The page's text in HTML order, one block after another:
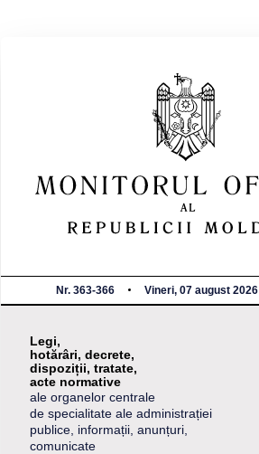
Nr. 363-366 Vineri, 07 august 2026
Legi,
hotărâri, decrete,
dispoziții, tratate,
acte normative
ale organelor centrale
de specialitate ale administrației
publice, informații, anunțuri,
comunicate